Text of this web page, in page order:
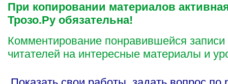
При копировании материалов
Трозо.Ру обязательна!
Комментирование понравившейся
читателей на интересные материалы и